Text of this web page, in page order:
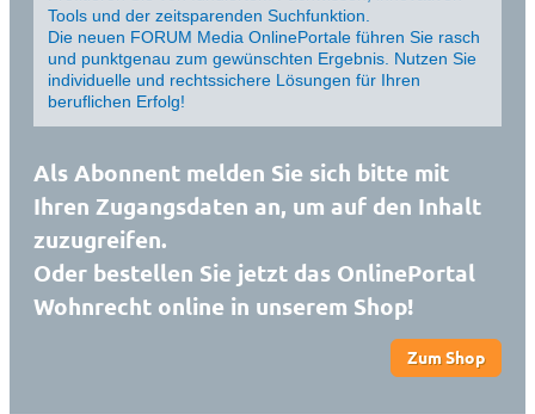
Tools und der zeitsparenden Suchfunktion.
Die neuen FORUM Media OnlinePortale führen Sie rasch
und punktgenau zum gewünschten Ergebnis. Nutzen Sie
individuelle und rechtssichere Lösungen für Ihren
beruflichen Erfolg!
Als Abonnent melden Sie sich bitte mit
Ihren Zugangsdaten an, um auf den Inhalt
zuzugreifen.
Oder bestellen Sie jetzt das OnlinePortal
Wohnrecht online in unserem Shop!
Zum Shop